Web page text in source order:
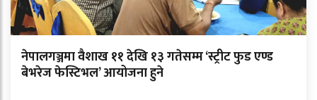
नेपालगञ्जमा वैशाख ११ देखि १३ गतेसम्म ‘स्ट्रीट फुड एण्ड
बेभरेज फेस्टिभल’ आयोजना हुने